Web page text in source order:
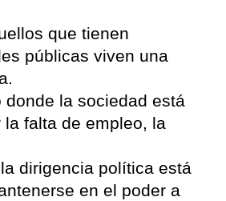
que tienen
públicas viven una
donde la sociedad está
la falta de empleo, la
dirigencia política está
en el poder a